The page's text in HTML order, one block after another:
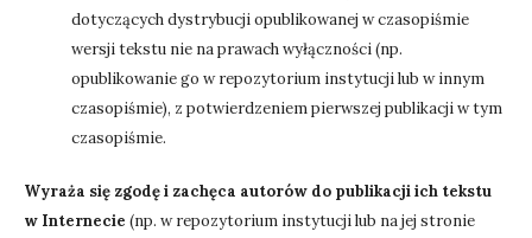
dotyczących dystrybucji opublikowanej w czasopiśmie
wersji tekstu nie na prawach wyłączności (np.
opublikowanie go w repozytorium instytucji lub w innym
czasopiśmie), z potwierdzeniem pierwszej publikacji w tym
czasopiśmie.
Wyraża się zgodę i zachęca autorów do publikacji ich tekstu
w Internecie (np. w repozytorium instytucji lub na jej stronie